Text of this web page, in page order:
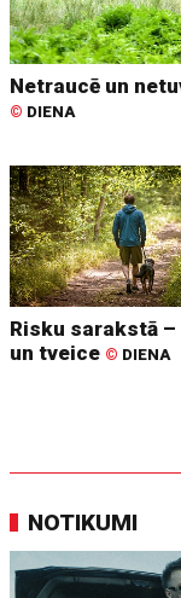
Netraucē un
© DIENA
Risku sarakstā
un tveice © DIENA
NOTIKUMI